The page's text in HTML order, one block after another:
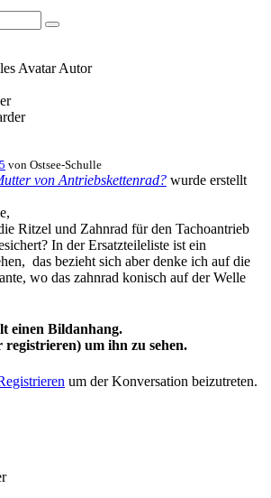
Autor
von Ostsee-Schulle
von Antriebskettenrad? wurde erstellt
Ritzel und Zahnrad für den Tachoantrieb
In der Ersatzteileliste ist ein
das bezieht sich aber denke ich auf die
wo das zahnrad konisch auf der Welle
einen Bildanhang.
registrieren) um ihn zu sehen.
um der Konversation beizutreten.